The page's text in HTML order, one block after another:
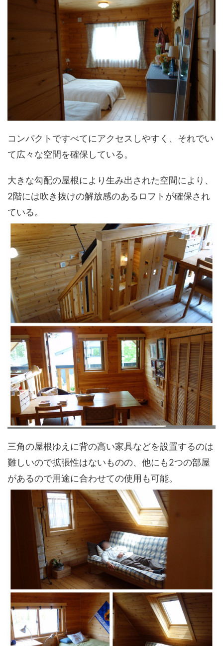
コンパクトですべてにアクセスしやすく、それでい
て広々な空間を確保している。
大きな勾配の屋根により生み出された空間により、
2階には吹き抜けの解放感のあるロフトが確保され
ている。
三角の屋根ゆえに背の高い家具などを設置するのは
難しいので拡張性はないものの、他にも2つの部屋
があるので用途に合わせての使用も可能。